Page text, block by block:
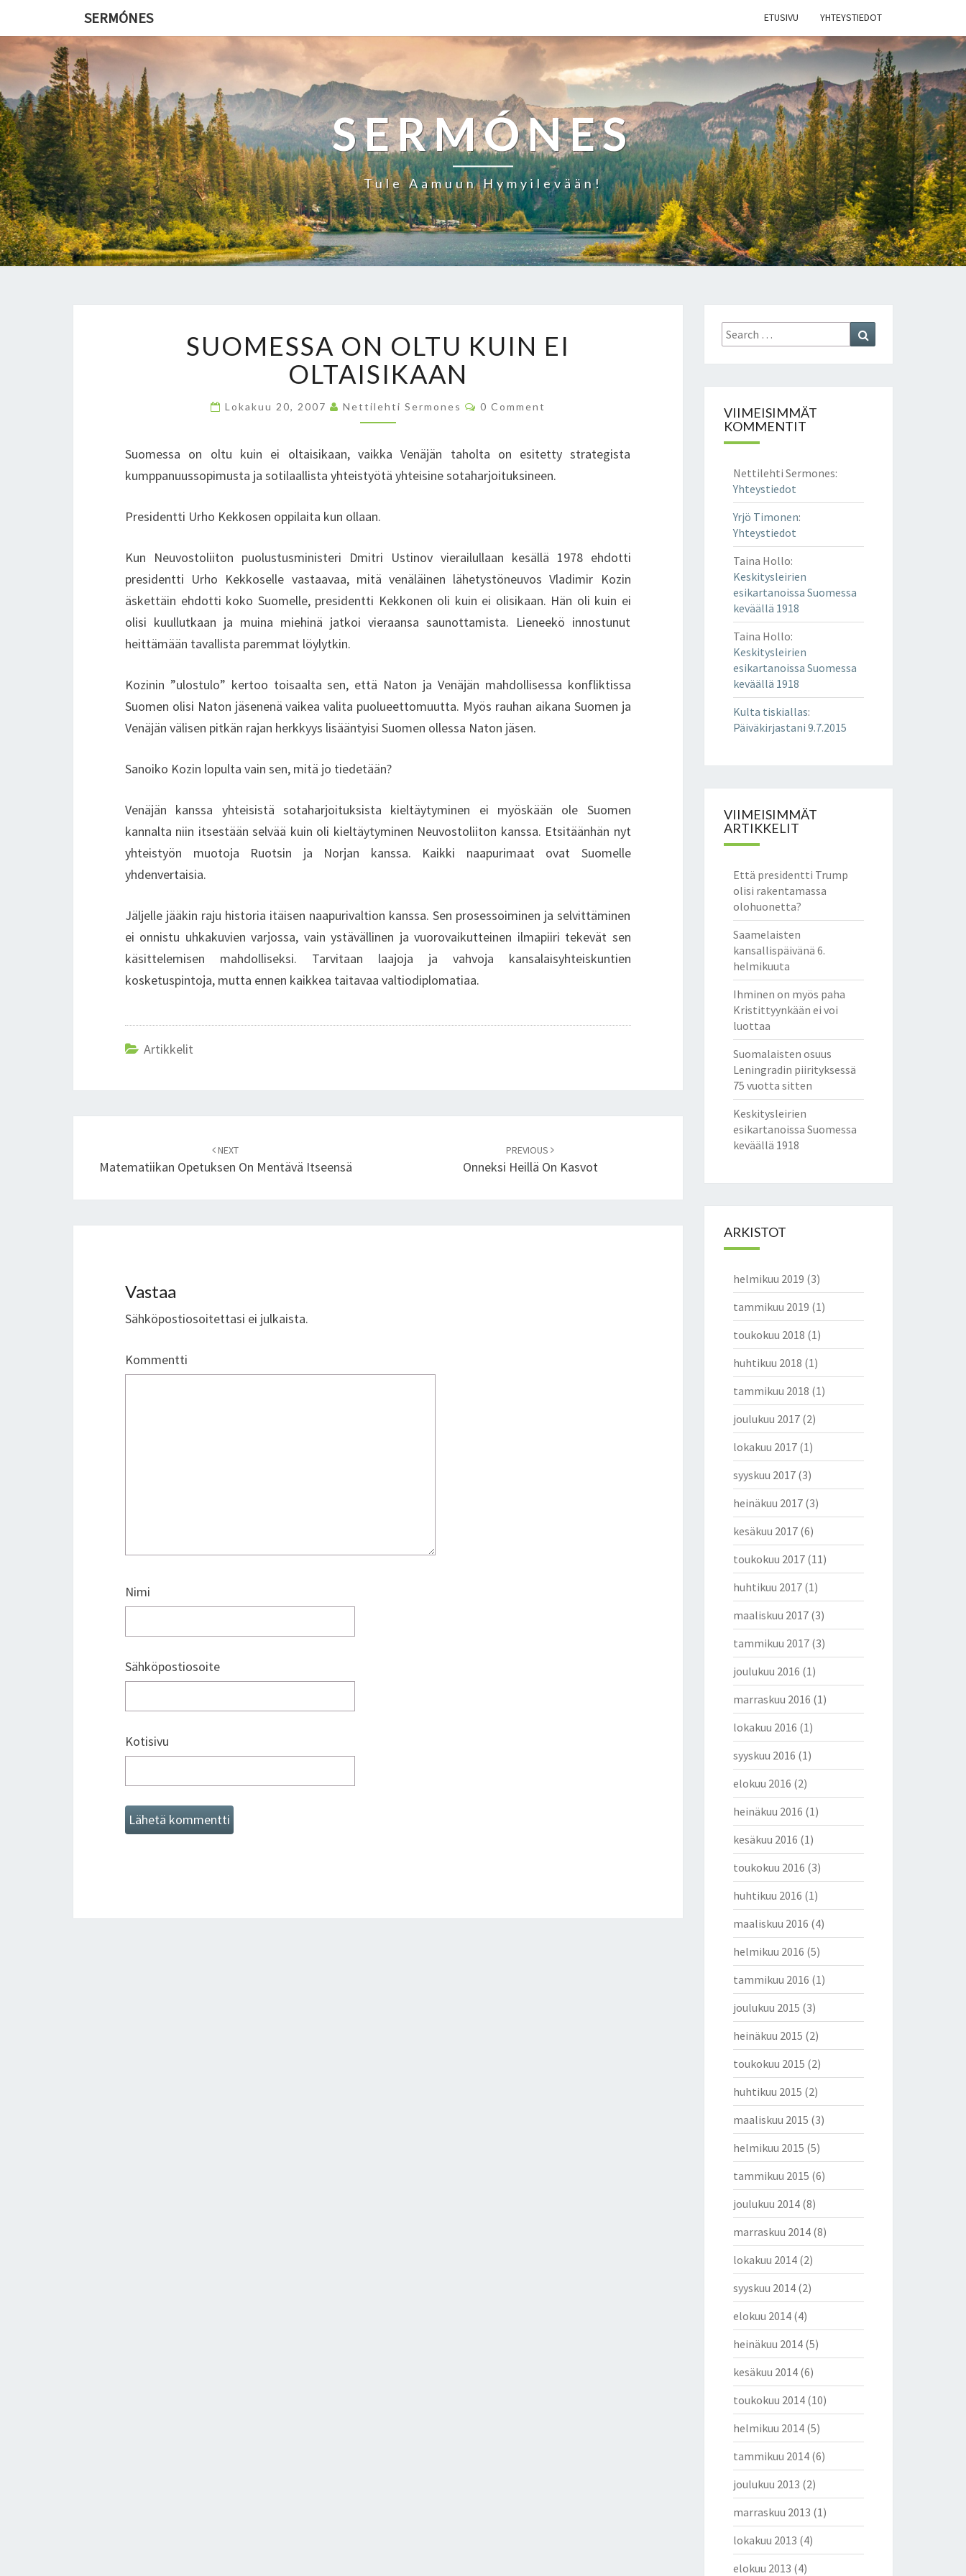
SERMÓNES ETUSIVU YHTEYSTIEDOT
SERMÓNES
Tule Aamuun Hymyilevään!
O
M
A
O
L
U
K
U
N
O
L
T
S
K
A
A
SUOMESSA ON OLTU KUIN EI
OLTAISIKAAN
Lokakuu 20, 2007 Nettilehti Sermones
C
O
E
N
S
0 Comment
Suomessa on oltu kuin ei oltaisikaan, vaikka Venäjän taholta on esitetty strategista
kumppanuussopimusta ja sotilaallista yhteistyötä yhteisine sotaharjoituksineen.
Presidentti Urho Kekkosen oppilaita kun ollaan.
Kun Neuvostoliiton puolustusministeri Dmitri Ustinov vierailullaan kesällä 1978 ehdotti
presidentti Urho Kekkoselle vastaavaa, mitä venäläinen lähetystöneuvos Vladimir Kozin
äskettäin ehdotti koko Suomelle, presidentti Kekkonen oli kuin ei olisikaan. Hän oli kuin ei
olisi kuullutkaan ja muina miehinä jatkoi vieraansa saunottamista. Lieneekö innostunut
heittämään tavallista paremmat löylytkin.
Kozinin ”ulostulo” kertoo toisaalta sen, että Naton ja Venäjän mahdollisessa konfliktissa
Suomen olisi Naton jäsenenä vaikea valita puolueettomuutta. Myös rauhan aikana Suomen ja
Venäjän välisen pitkän rajan herkkyys lisääntyisi Suomen ollessa Naton jäsen.
Sanoiko Kozin lopulta vain sen, mitä jo tiedetään?
Venäjän kanssa yhteisistä sotaharjoituksista kieltäytyminen ei myöskään ole Suomen
kannalta niin itsestään selvää kuin oli kieltäytyminen Neuvostoliiton kanssa. Etsitäänhän nyt
yhteistyön muotoja Ruotsin ja Norjan kanssa. Kaikki naapurimaat ovat Suomelle
yhdenvertaisia.
Jäljelle jääkin raju historia itäisen naapurivaltion kanssa. Sen prosessoiminen ja selvittäminen
ei onnistu uhkakuvien varjossa, vain ystävällinen ja vuorovaikutteinen ilmapiiri tekevät sen
käsittelemisen mahdolliseksi. Tarvitaan laajoja ja vahvoja kansalaisyhteiskuntien
kosketuspintoja, mutta ennen kaikkea taitavaa valtiodiplomatiaa.
Artikkelit
navigation
NEXT
Matematiikan Opetuksen On Mentävä Itseensä
PREVIOUS
Onneksi Heillä On Kasvot
Vastaa
Sähköpostiosoitettasi ei julkaista.
Kommentti
Nimi
Sähköpostiosoite
Kotisivu
Search
for:
VIIMEISIMMÄT
KOMMENTIT
Nettilehti Sermones:
Yhteystiedot
Yrjö Timonen:
Yhteystiedot
Taina Hollo:
Keskitysleirien
esikartanoissa Suomessa
keväällä 1918
Taina Hollo:
Keskitysleirien
esikartanoissa Suomessa
keväällä 1918
Kulta tiskiallas:
Päiväkirjastani 9.7.2015
VIIMEISIMMÄT
ARTIKKELIT
Että presidentti Trump
olisi rakentamassa
olohuonetta?
Saamelaisten
kansallispäivänä 6.
helmikuuta
Ihminen on myös paha
Kristittyynkään ei voi
luottaa
Suomalaisten osuus
Leningradin piirityksessä
75 vuotta sitten
Keskitysleirien
esikartanoissa Suomessa
keväällä 1918
ARKISTOT
helmikuu 2019 (3)
tammikuu 2019 (1)
toukokuu 2018 (1)
huhtikuu 2018 (1)
tammikuu 2018 (1)
joulukuu 2017(2)
lokakuu 2017(1)
syyskuu 2017(3)
heinäkuu 2017(3)
kesäkuu 2017(6)
toukokuu 2017(11)
huhtikuu 2017(1)
maaliskuu 2017(3)
tammikuu 2017(3)
joulukuu 2016 (1)
marraskuu 2016 (1)
lokakuu 2016 (1)
syyskuu 2016 (1)
elokuu 2016 (2)
heinäkuu 2016 (1)
kesäkuu 2016 (1)
toukokuu 2016 (3)
huhtikuu 2016 (1)
maaliskuu 2016 (4)
helmikuu 2016 (5)
tammikuu 2016 (1)
joulukuu 2015 (3)
heinäkuu 2015 (2)
toukokuu 2015 (2)
huhtikuu 2015 (2)
maaliskuu 2015 (3)
helmikuu 2015 (5)
tammikuu 2015 (6)
joulukuu 2014(8)
marraskuu 2014(8)
lokakuu 2014(2)
syyskuu 2014(2)
elokuu 2014(4)
heinäkuu 2014(5)
kesäkuu 2014(6)
toukokuu 2014(10)
helmikuu 2014(5)
tammikuu 2014(6)
joulukuu 2013 (2)
marraskuu 2013 (1)
lokakuu 2013 (4)
elokuu 2013 (4)